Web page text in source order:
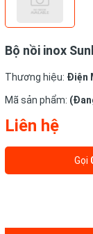
Bộ nồi inox
Thương hiệu: Điện
Mã sản phẩm:
Liên hệ
Gọi